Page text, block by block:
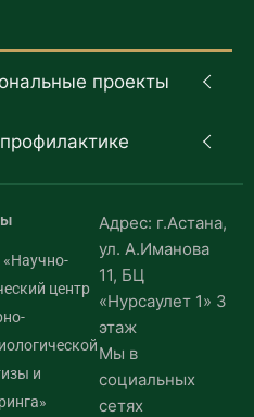
проекты
центр
и
Адрес: г.Астана,
ул. А.Иманова
11, БЦ
«Нурсаулет 1» 3
этаж
Мы в
социальных
сетях